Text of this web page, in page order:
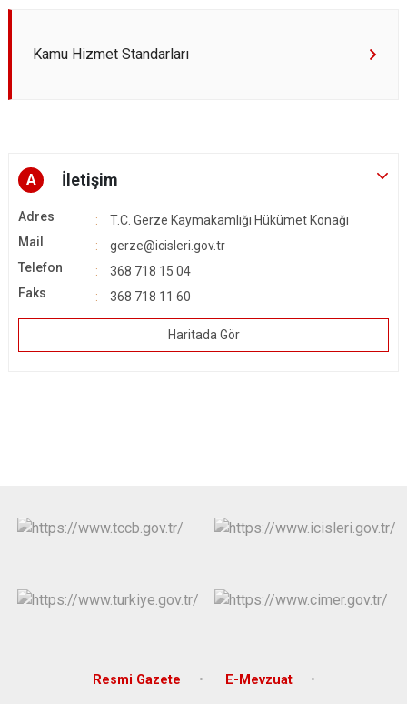
Kamu Hizmet Standarları
A İletişim
Adres
T.C. Gerze Kaymakamlığı Hükümet Konağı
Mail
gerze@icisleri.gov.tr
Telefon
368 718 15 04
Faks
368 718 11 60
Haritada Gör
Resmi Gazete E-Mevzuat